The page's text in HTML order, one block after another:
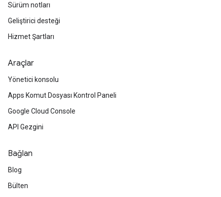
Sürüm notları
Geliştirici desteği
Hizmet Şartları
Araçlar
Yönetici konsolu
Apps Komut Dosyası Kontrol Paneli
Google Cloud Console
API Gezgini
Bağlan
Blog
Bülten